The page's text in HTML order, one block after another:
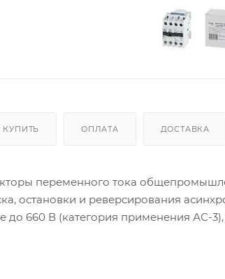
КУПИТЬ ОПЛАТА ДОСТАВКА
переменного тока
остановки и реверсирования
до 660 В (категория применения АС-